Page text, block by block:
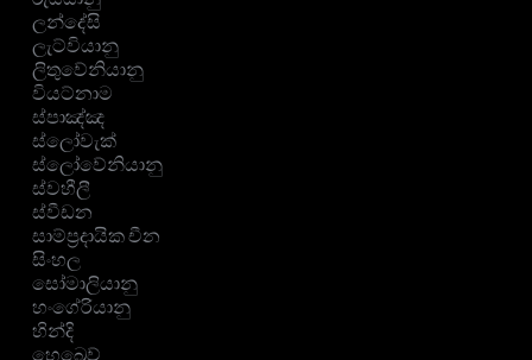
ලන්දේසි
ලැට්වියානු
ලිතුවේනියානු
වියට්නාම
ස්පාඤ්ඤ
ස්ලෝවැක්
ස්ලෝවේනියානු
ස්වහීලී
ස්වීඩන
සාම්ප්‍රදායික චීන
සිංහල
සෝමාලියානු
හංගේරියානු
හින්දි
හෙබ්‍රෙව්